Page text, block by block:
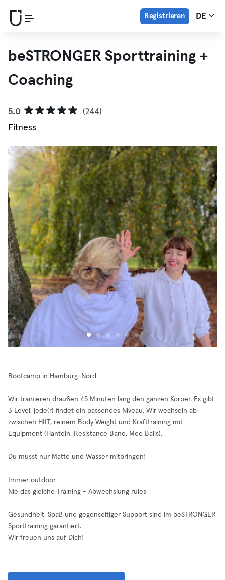
Registrieren DE
beSTRONGER Sporttraining +
Coaching
5.0
(244)
Fitness
Bootcamp in Hamburg-Nord
Wir trainieren draußen 45 Minuten lang den ganzen Körper. Es gibt
3 Level, jede(r) findet ein passendes Niveau. Wir wechseln ab
zwischen HIIT, reinem Body Weight und Krafttraining mit
Equipment (Hanteln, Resistance Band, Med Balls).
Du musst nur Matte und Wasser mitbringen!
Immer outdoor
Nie das gleiche Training - Abwechslung rules
Gesundheit, Spaß und gegenseitiger Support sind im beSTRONGER
Sporttraining garantiert.
Wir freuen uns auf Dich!